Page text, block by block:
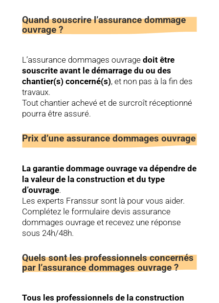
Quand souscrire l’assurance dommage
ouvrage ?
L’assurance dommages ouvrage doit être
souscrite avant le démarrage du ou des
chantier(s) concerné(s), et non pas à la fin des
travaux.
Tout chantier achevé et de surcroît réceptionné
pourra être assuré.
Prix d’une assurance dommages ouvrage
La garantie dommage ouvrage va dépendre de
la valeur de la construction et du type
d’ouvrage.
Les experts Franssur sont là pour vous aider.
Complétez le formulaire devis assurance
dommages ouvrage et recevez une réponse
sous 24h/48h.
Quels sont les professionnels concernés
par l’assurance dommages ouvrage ?
Tous les professionnels de la construction